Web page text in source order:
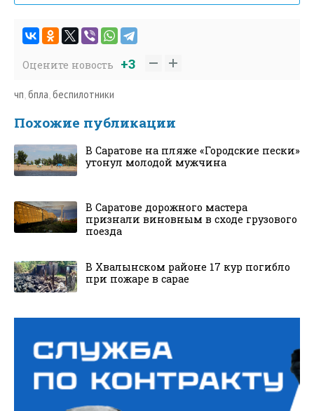
Оцените новость +3
чп бпла беспилотники
Похожие публикации
В Саратове на пляже «Городские пески»
утонул молодой мужчина
В Саратове дорожного мастера
признали виновным в сходе грузового
поезда
В Хвалынском районе 17 кур погибло
при пожаре в сарае